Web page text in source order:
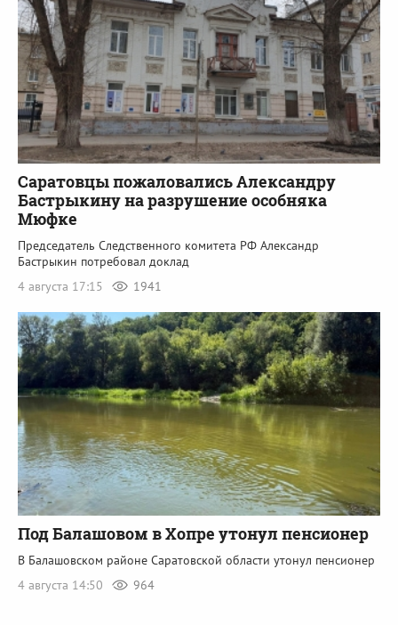
Саратовцы пожаловались Александру
Бастрыкину на разрушение особняка
Мюфке
Председатель Следственного комитета РФ Александр
Бастрыкин потребовал доклад
4 августа 17:15
1941
Под Балашовом в Хопре утонул пенсионер
В Балашовском районе Саратовской области утонул пенсионер
4 августа 14:50
964